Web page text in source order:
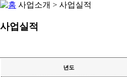
사업소개 > 사업실적
사업실적
년도